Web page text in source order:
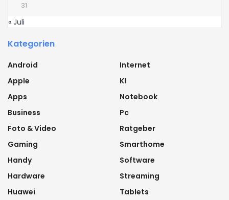
31
« Juli
Kategorien
Android
Apple
Apps
Business
Foto & Video
Gaming
Handy
Hardware
Huawei
Internet
KI
Notebook
Pc
Ratgeber
Smarthome
Software
Streaming
Tablets